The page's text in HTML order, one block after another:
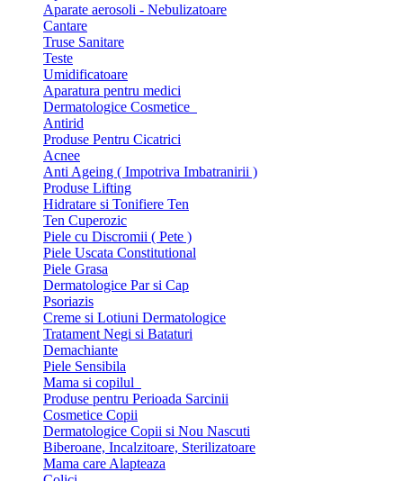
Aparate aerosoli - Nebulizatoare
Cantare
Truse Sanitare
Teste
Umidificatoare
Aparatura pentru medici
Dermatologice Cosmetice
Antirid
Produse Pentru Cicatrici
Acnee
Anti Ageing ( Impotriva Imbatranirii )
Produse Lifting
Hidratare si Tonifiere Ten
Ten Cuperozic
Piele cu Discromii ( Pete )
Piele Uscata Constitutional
Piele Grasa
Dermatologice Par si Cap
Psoriazis
Creme si Lotiuni Dermatologice
Tratament Negi si Bataturi
Demachiante
Piele Sensibila
Mama si copilul
Produse pentru Perioada Sarcinii
Cosmetice Copii
Dermatologice Copii si Nou Nascuti
Biberoane, Incalzitoare, Sterilizatoare
Mama care Alapteaza